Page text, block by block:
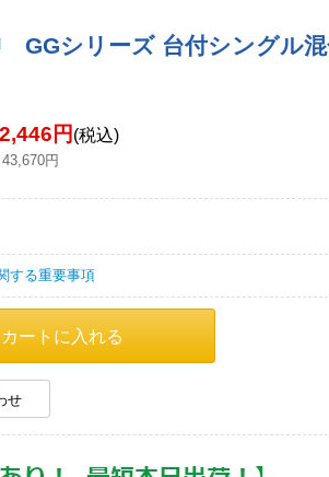
シリーズ 台付シングル
円 (税込)
43,670円
する重要事項
せ